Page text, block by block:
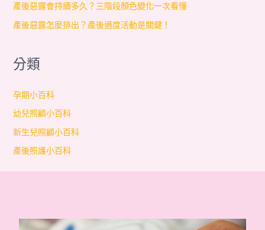
產後惡露會持續多久？三階段顏色變化一次看懂
產後惡露怎麼排出？產後適度活動是關鍵！
分類
孕期小百科
幼兒照顧小百科
新生兒照顧小百科
產後照護小百科